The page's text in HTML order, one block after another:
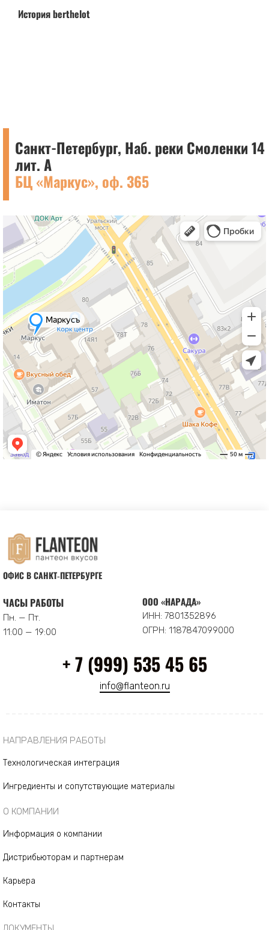
История berthelot
Санкт-Петербург, Наб. реки Смоленки 14
лит. А
БЦ «Маркус», оф. 365
ОФИС В САНКТ‑ПЕТЕРБУРГЕ
ЧАСЫ РАБОТЫ
Пн. — Пт.
11:00 — 19:00
ООО «НАРАДА»
ИНН: 7801352896
ОГРН: 1187847099000
+ 7 (999) 535 45 65
info@flanteon.ru
НАПРАВЛЕНИЯ РАБОТЫ
Технологическая интеграция
Ингредиенты и сопутствующие материалы
О КОМПАНИИ
Информация о компании
Дистрибьюторам и партнерам
Карьера
Контакты